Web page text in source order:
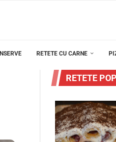
RETETE CU CARNE
RETETE